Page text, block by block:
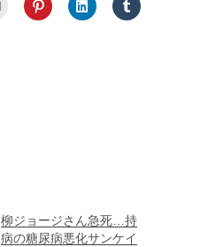
柳ジョージさん急死…持
病の糖尿病悪化サンケイ